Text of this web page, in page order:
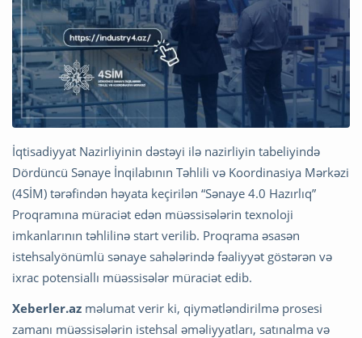
İqtisadiyyat Nazirliyinin dəstəyi ilə nazirliyin tabeliyində
Dördüncü Sənaye İnqilabının Təhlili və Koordinasiya Mərkəzi
(4SİM) tərəfindən həyata keçirilən “Sənaye 4.0 Hazırlıq”
Proqramına müraciət edən müəssisələrin texnoloji
imkanlarının təhlilinə start verilib. Proqrama əsasən
istehsalyönümlü sənaye sahələrində fəaliyyət göstərən və
ixrac potensiallı müəssisələr müraciət edib.
Xeberler.az məlumat verir ki, qiymətləndirilmə prosesi
zamanı müəssisələrin istehsal əməliyyatları, satınalma və